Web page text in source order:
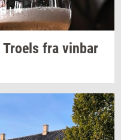
Tro­els fra vin­bar